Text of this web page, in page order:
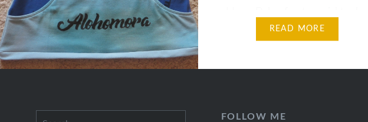
dass ich einen Gastbeitrag
READ MORE
FOLLOW ME